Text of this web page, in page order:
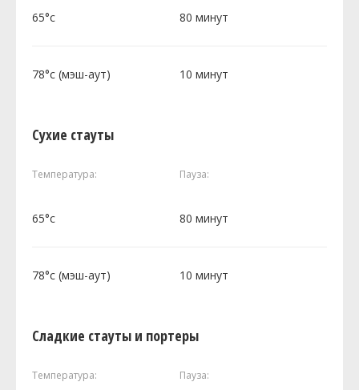
65°c 80 минут
78°c (мэш-аут) 10 минут
Сухие стауты
Температура: Пауза:
65°c 80 минут
78°c (мэш-аут) 10 минут
Сладкие стауты и портеры
Температура: Пауза: